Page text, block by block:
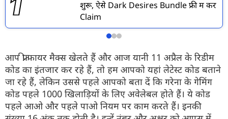
शुरू, ऐसे Dark Desires Bundle फ्री में करें
Claim
आप फ्री फायर मैक्स खेलते हैं और आज यानी 11 अप्रैल के रिडीम
कोड का इंतजार कर रहे हैं, तो हम आपको यहां लेटेस्ट कोड बताने
जा रहे हैं, लेकिन उससे पहले आपको बता दें कि गरेना के गेमिंग
कोड पहले 1000 खिलाड़ियों के लिए अवेलेबल होते हैं। ये कोड
पहले आओ और पहले पाओ नियम पर काम करते हैं। इनकी